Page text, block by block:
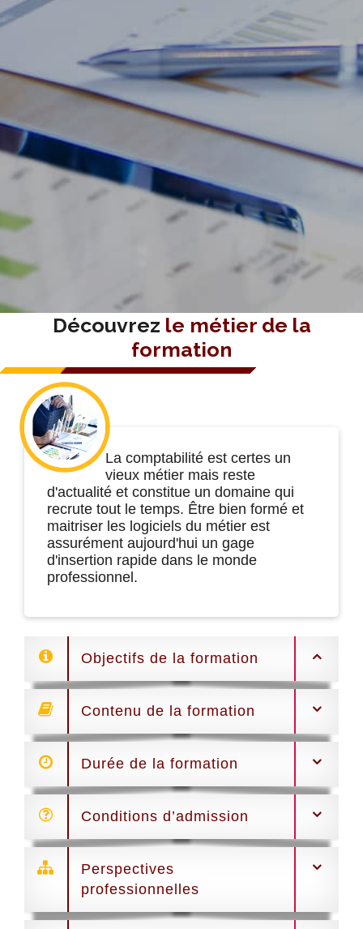
Découvrez le métier de la
formation
La comptabilité est certes un
vieux métier mais reste
d'actualité et constitue un domaine qui
recrute tout le temps. Être bien formé et
maitriser les logiciels du métier est
assurément aujourd'hui un gage
d'insertion rapide dans le monde
professionnel.
Objectifs de la formation
Contenu de la formation
Durée de la formation
Conditions d’admission
Perspectives
professionnelles